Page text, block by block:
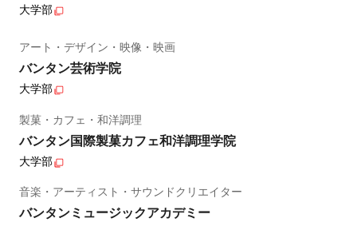
大学部
アート・デザイン・映像・映画
バンタン芸術学院
大学部
製菓・カフェ・和洋調理
バンタン国際製菓カフェ和洋調理学院
大学部
音楽・アーティスト・サウンドクリエイター
バンタンミュージックアカデミー